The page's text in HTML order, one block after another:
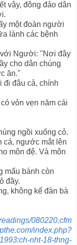
vậy, đông đảo dân
một đoàn người
lành các bệnh
với Người: "Nơi đây
cho dân chúng
ăn."
đi đâu cả, chính
vỏn vẹn năm cái
ngồi xuống cỏ.
cá, ngước mắt lên
môn đệ. Và môn
mẩu bánh còn
đầy.
không kể đàn bà
080220.cfm
index.php?
nht-18-thng-